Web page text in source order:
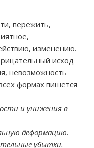
пережить,
изменению.
исход
невозможность
формах пишется
и унижения в
деформацию.
убытки.